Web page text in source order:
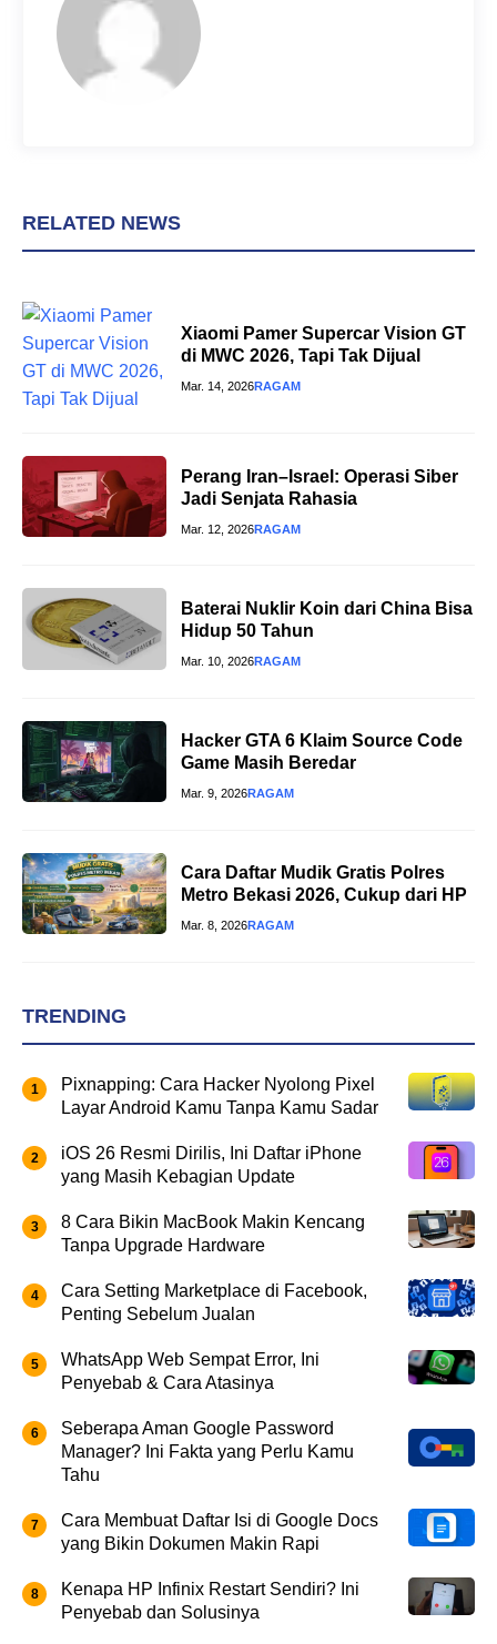
k
RELATED NEWS
Xiaomi Pamer Supercar Vision GT
di MWC 2026, Tapi Tak Dijual
Mar. 14, 2026RAGAM
Perang Iran–Israel: Operasi Siber
Jadi Senjata Rahasia
Mar. 12, 2026RAGAM
Baterai Nuklir Koin dari China Bisa
Hidup 50 Tahun
Mar. 10, 2026RAGAM
Hacker GTA 6 Klaim Source Code
Game Masih Beredar
Mar. 9, 2026RAGAM
Cara Daftar Mudik Gratis Polres
Metro Bekasi 2026, Cukup dari HP
Mar. 8, 2026RAGAM
TRENDING
Pixnapping: Cara Hacker Nyolong Pixel
Layar Android Kamu Tanpa Kamu Sadar
iOS 26 Resmi Dirilis, Ini Daftar iPhone
yang Masih Kebagian Update
8 Cara Bikin MacBook Makin Kencang
Tanpa Upgrade Hardware
Cara Setting Marketplace di Facebook,
Penting Sebelum Jualan
WhatsApp Web Sempat Error, Ini
Penyebab & Cara Atasinya
Seberapa Aman Google Password
Manager? Ini Fakta yang Perlu Kamu
Tahu
Cara Membuat Daftar Isi di Google Docs
yang Bikin Dokumen Makin Rapi
Kenapa HP Infinix Restart Sendiri? Ini
Penyebab dan Solusinya